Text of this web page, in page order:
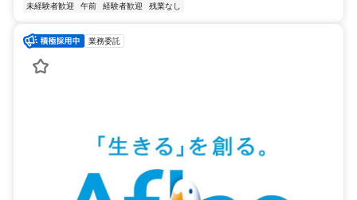
未経験者歓迎
午前 経験者歓迎 残業なし
業務委託